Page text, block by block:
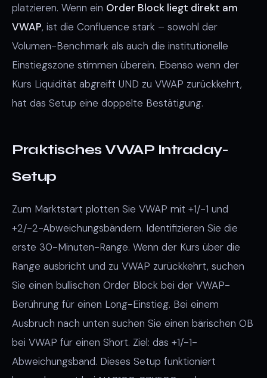
platzieren. Wenn ein Order Block liegt direkt am
VWAP, ist die Confluence stark – sowohl der
Volumen-Benchmark als auch die institutionelle
Einstiegszone stimmen überein. Ebenso wenn der
Kurs Liquidität abgreift UND zu VWAP zurückkehrt,
hat das Setup eine doppelte Bestätigung.
Praktisches VWAP Intraday-
Setup
Zum Marktstart plotten Sie VWAP mit +1/-1 und
+2/-2-Abweichungsbändern. Identifizieren Sie die
erste 30-Minuten-Range. Wenn der Kurs über die
Range ausbricht und zu VWAP zurückkehrt, suchen
Sie einen bullischen Order Block bei der VWAP-
Berührung für einen Long-Einstieg. Bei einem
Ausbruch nach unten suchen Sie einen bärischen OB
bei VWAP für einen Short. Ziel: das +1/-1-
Abweichungsband. Dieses Setup funktioniert